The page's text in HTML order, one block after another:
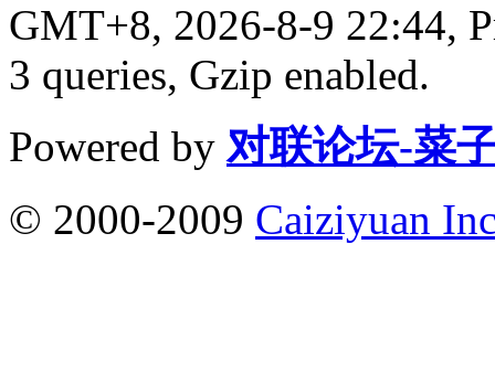
GMT+8, 2026-8-9 22:44,
3 queries, Gzip enabled.
Powered by 对联论坛-菜
© 2000-2009 Caiziyuan